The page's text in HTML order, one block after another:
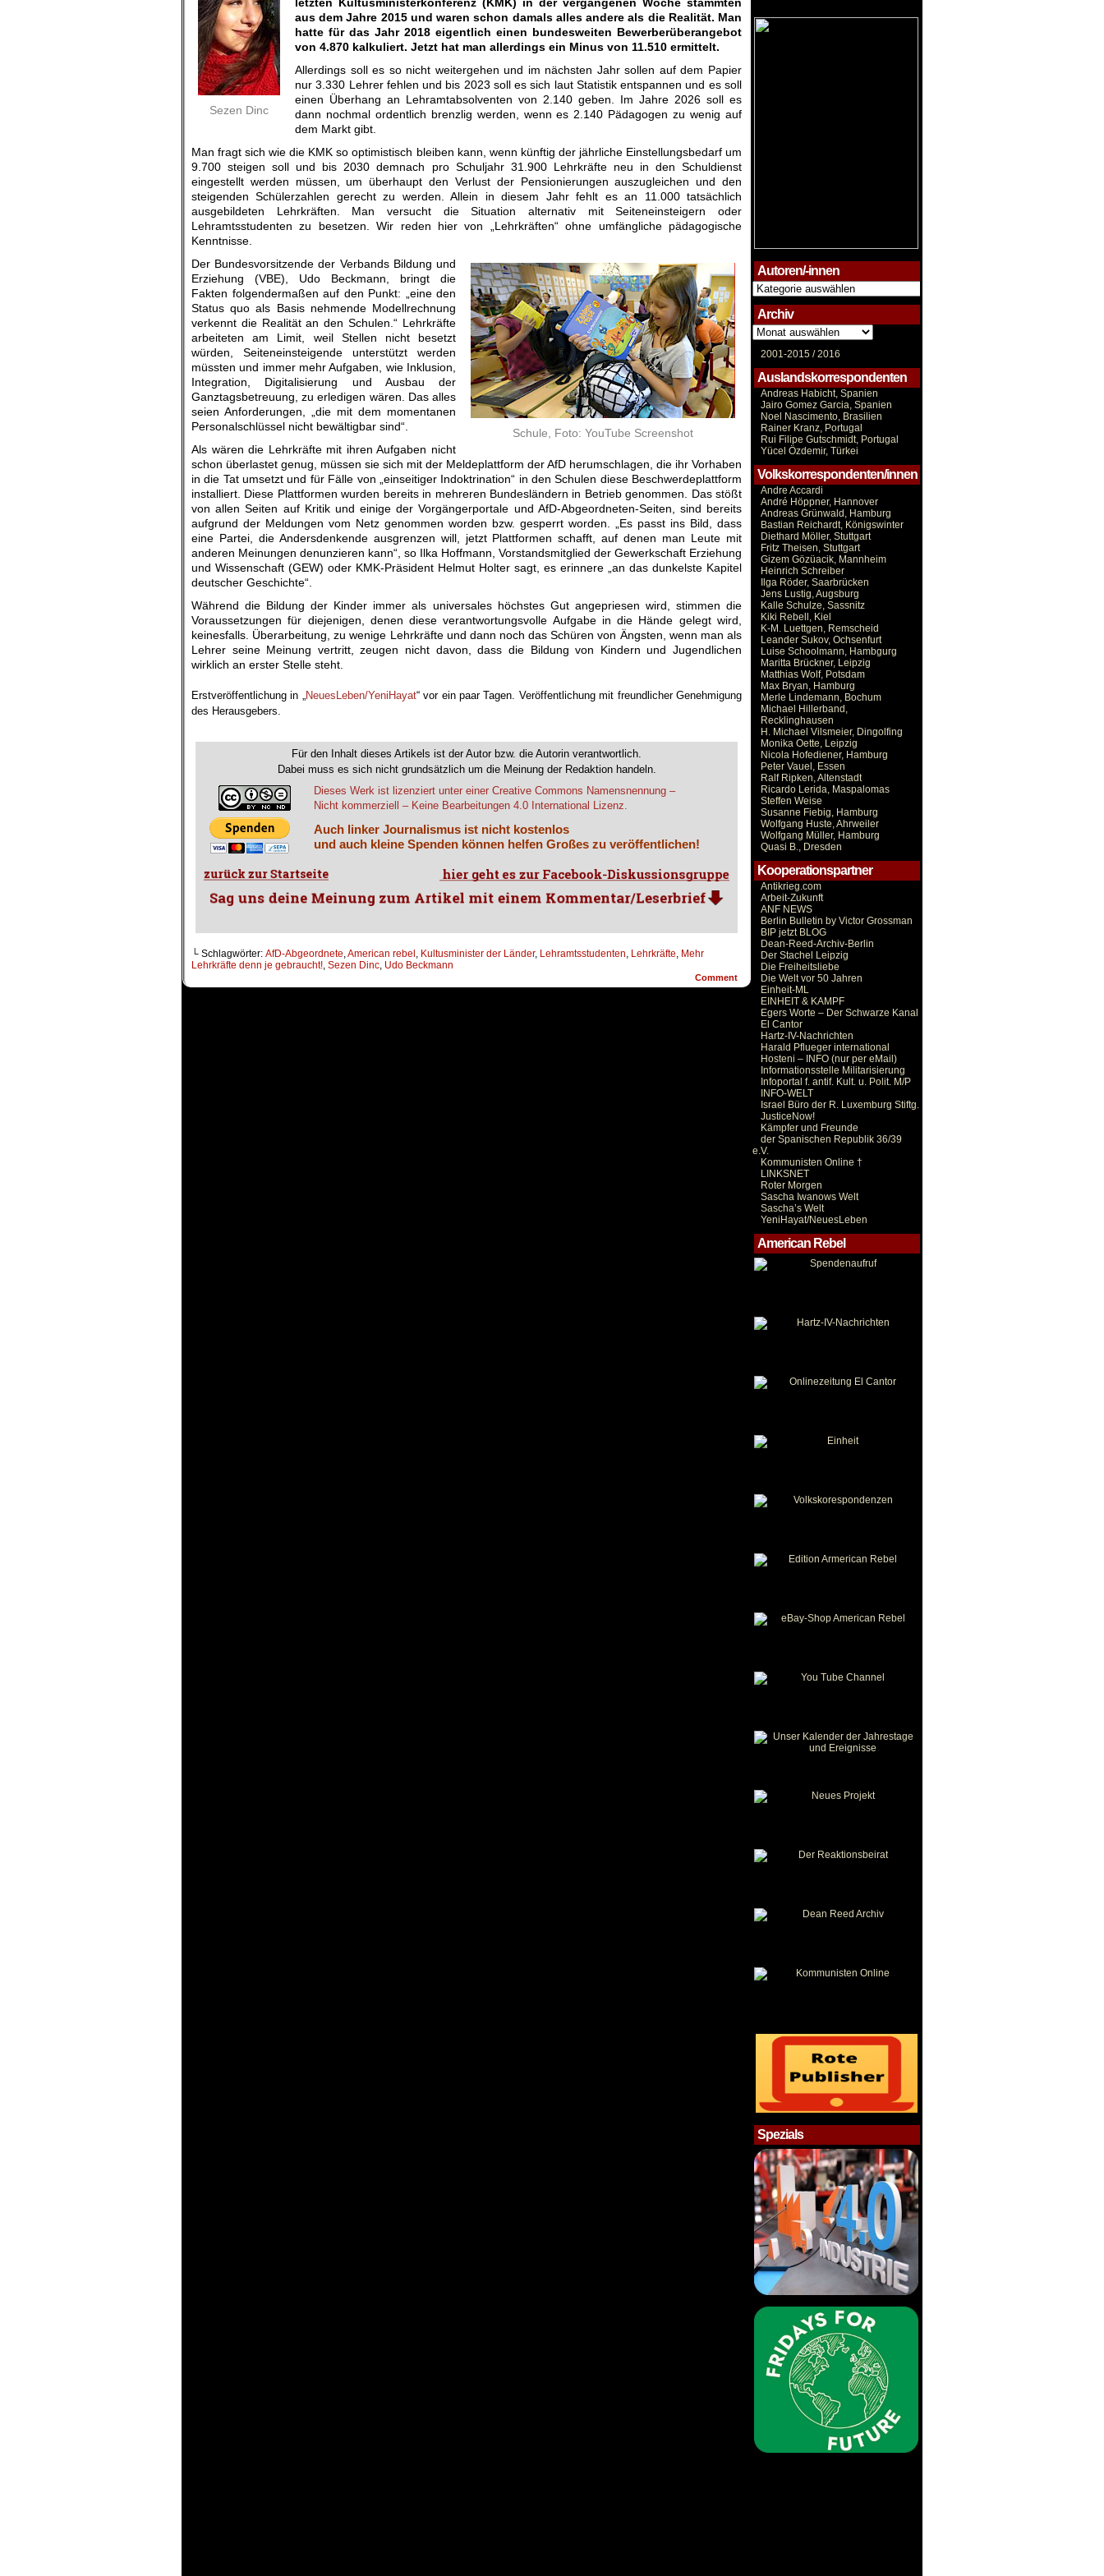
Sezen Dinc
aus dem Jahre 2015 und waren schon damals alles andere als die Realität. Man
hatte für das Jahr 2018 eigentlich einen bundesweiten Bewerberüberangebot
von 4.870 kalkuliert. Jetzt hat man allerdings ein Minus von 11.510 ermittelt.
Allerdings soll es so nicht weitergehen und im nächsten Jahr sollen auf dem Papier
nur 3.330 Lehrer fehlen und bis 2023 soll es sich laut Statistik entspannen und es soll
einen Überhang an Lehramtabsolventen von 2.140 geben. Im Jahre 2026 soll es
dann nochmal ordentlich brenzlig werden, wenn es 2.140 Pädagogen zu wenig auf
dem Markt gibt.
Man fragt sich wie die KMK so optimistisch bleiben kann, wenn künftig der jährliche Einstellungsbedarf um
9.700 steigen soll und bis 2030 demnach pro Schuljahr 31.900 Lehrkräfte neu in den Schuldienst
eingestellt werden müssen, um überhaupt den Verlust der Pensionierungen auszugleichen und den
steigenden Schülerzahlen gerecht zu werden. Allein in diesem Jahr fehlt es an 11.000 tatsächlich
ausgebildeten Lehrkräften. Man versucht die Situation alternativ mit Seiteneinsteigern oder
Lehramtsstudenten zu besetzen. Wir reden hier von „Lehrkräften“ ohne umfängliche pädagogische
Kenntnisse.
Schule, Foto: YouTube Screenshot
Der Bundesvorsitzende der Verbands Bildung und
Erziehung (VBE), Udo Beckmann, bringt die
Fakten folgendermaßen auf den Punkt: „eine den
Status quo als Basis nehmende Modellrechnung
verkennt die Realität an den Schulen.“ Lehrkräfte
arbeiteten am Limit, weil Stellen nicht besetzt
würden, Seiteneinsteigende unterstützt werden
müssten und immer mehr Aufgaben, wie Inklusion,
Integration, Digitalisierung und Ausbau der
Ganztagsbetreuung, zu erledigen wären. Das alles
seien Anforderungen, „die mit dem momentanen
Personalschlüssel nicht bewältigbar sind“.
Als wären die Lehrkräfte mit ihren Aufgaben nicht
schon überlastet genug, müssen sie sich mit der Meldeplattform der AfD herumschlagen, die ihr Vorhaben
in die Tat umsetzt und für Fälle von „einseitiger Indoktrination“ in den Schulen diese Beschwerdeplattform
installiert. Diese Plattformen wurden bereits in mehreren Bundesländern in Betrieb genommen. Das stößt
von allen Seiten auf Kritik und einige der Vorgängerportale und AfD-Abgeordneten-Seiten, sind bereits
aufgrund der Meldungen vom Netz genommen worden bzw. gesperrt worden. „Es passt ins Bild, dass
eine Partei, die Andersdenkende ausgrenzen will, jetzt Plattformen schafft, auf denen man Leute mit
anderen Meinungen denunzieren kann“, so Ilka Hoffmann, Vorstandsmitglied der Gewerkschaft Erziehung
und Wissenschaft (GEW) oder KMK-Präsident Helmut Holter sagt, es erinnere „an das dunkelste Kapitel
deutscher Geschichte“.
Während die Bildung der Kinder immer als universales höchstes Gut angepriesen wird, stimmen die
Voraussetzungen für diejenigen, denen diese verantwortungsvolle Aufgabe in die Hände gelegt wird,
keinesfalls. Überarbeitung, zu wenige Lehrkräfte und dann noch das Schüren von Ängsten, wenn man als
Lehrer seine Meinung vertritt, zeugen nicht davon, dass die Bildung von Kindern und Jugendlichen
wirklich an erster Stelle steht.
Erstveröffentlichung in „NeuesLeben/YeniHayat“ vor ein paar Tagen. Veröffentlichung mit freundlicher Genehmigung
des Herausgebers.
Für den Inhalt dieses Artikels ist der Autor bzw. die Autorin verantwortlich.
Dabei muss es sich nicht grundsätzlich um die Meinung der Redaktion handeln.
Dieses Werk ist lizenziert unter einer Creative Commons Namensnennung –
Nicht kommerziell – Keine Bearbeitungen 4.0 International Lizenz.
Auch linker Journalismus ist nicht kostenlos
und auch kleine Spenden können helfen Großes zu veröffentlichen!
└ Schlagwörter: AfD-Abgeordnete,American rebel , Kultusminister der Länder, Lehramtsstudenten, Lehrkräfte, Mehr
Lehrkräfte denn je gebraucht!, Sezen Dinc, Udo Beckmann
Comment
Autoren/-innen
Autoren/-
innen
Archiv
Archiv
2001-2015 /2016
Auslandskorrespondenten
Andreas Habicht, Spanien
Jairo Gomez Garcia, Spanien
Noel Nascimento, Brasilien
Rainer Kranz, Portugal
Rui Filipe Gutschmidt, Portugal
Yücel Özdemir, Türkei
Volkskorrespondenten/innen
Andre Accardi
André Höppner, Hannover
Andreas Grünwald, Hamburg
Bastian Reichardt, Königswinter
Diethard Möller, Stuttgart
Fritz Theisen, Stuttgart
Gizem Gözüacik, Mannheim
Heinrich Schreiber
Ilga Röder, Saarbrücken
Jens Lustig, Augsburg
Kalle Schulze, Sassnitz
Kiki Rebell, Kiel
K-M. Luettgen, Remscheid
Leander Sukov, Ochsenfurt
Luise Schoolmann, Hambgurg
Maritta Brückner, Leipzig
Matthias Wolf, Potsdam
Max Bryan, Hamburg
Merle Lindemann, Bochum
Michael Hillerband,
Recklinghausen
H. Michael Vilsmeier, Dingolfing
Monika Oette, Leipzig
Nicola Hofediener, Hamburg
Peter Vauel, Essen
Ralf Ripken, Altenstadt
Ricardo Lerida, Maspalomas
Steffen Weise
Susanne Fiebig, Hamburg
Wolfgang Huste, Ahrweiler
Wolfgang Müller, Hamburg
Quasi B., Dresden
Kooperationspartner
Antikrieg.com
Arbeit-Zukunft
ANF NEWS
Berlin Bulletin by Victor Grossman
BIP jetzt BLOG
Dean-Reed-Archiv-Berlin
Der Stachel Leipzig
Die Freiheitsliebe
Die Welt vor 50 Jahren
Einheit-ML
EINHEIT & KAMPF
Egers Worte – Der Schwarze Kanal
El Cantor
Hartz-IV-Nachrichten
Harald Pflueger international
Hosteni – INFO (nur per eMail)
Informationsstelle Militarisierung
Infoportal f. antif. Kult. u. Polit. M/P
INFO-WELT
Israel Büro der R. Luxemburg Stiftg.
JusticeNow!
Kämpfer und Freunde
der Spanischen Republik 36/39
e.V.
Kommunisten Online †
LINKSNET
Roter Morgen
Sascha Iwanows Welt
Sascha’s Welt
YeniHayat/NeuesLeben
American Rebel
Spezials